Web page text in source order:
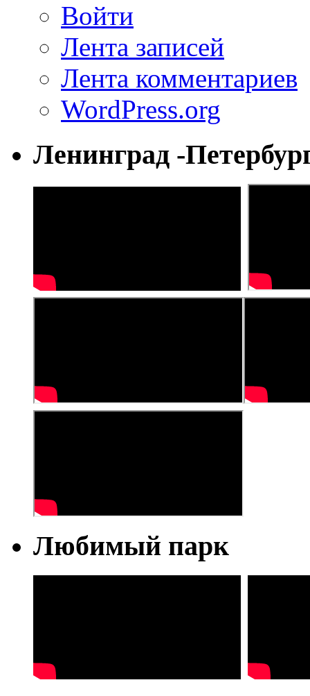
Войти
Лента записей
Лента комментариев
WordPress.org
Ленинград -
Любимый парк